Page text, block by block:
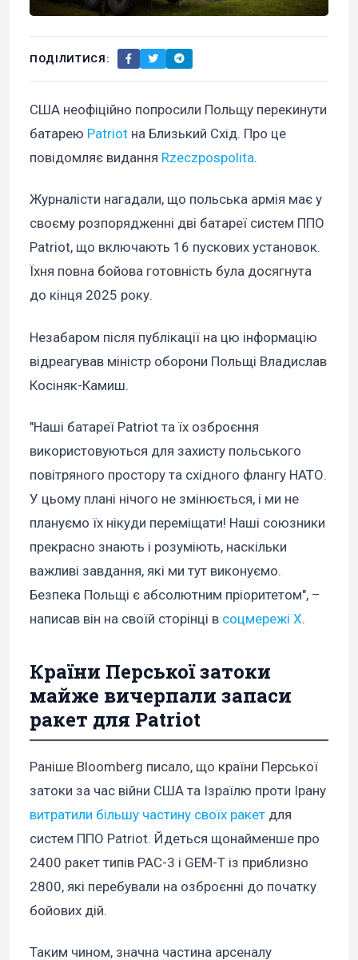
ПОДІЛИТИСЯ:
США неофіційно попросили Польщу перекинути
батарею Patriot на Близький Схід. Про це
повідомляє видання Rzeczpospolita.
Журналісти нагадали, що польська армія має у
своєму розпорядженні дві батареї систем ППО
Patriot, що включають 16 пускових установок.
Їхня повна бойова готовність була досягнута
до кінця 2025 року.
Незабаром після публікації на цю інформацію
відреагував міністр оборони Польщі Владислав
Косіняк-Камиш.
"Наші батареї Patriot та їх озброєння
використовуються для захисту польського
повітряного простору та східного флангу НАТО.
У цьому плані нічого не змінюється, і ми не
плануємо їх нікуди переміщати! Наші союзники
прекрасно знають і розуміють, наскільки
важливі завдання, які ми тут виконуємо.
Безпека Польщі є абсолютним пріоритетом", –
написав він на своїй сторінці в соцмережі X.
Країни Перської затоки
майже вичерпали запаси
ракет для Patriot
Раніше Bloomberg писало, що країни Перської
затоки за час війни США та Ізраїлю проти Ірану
витратили більшу частину своїх ракет для
систем ППО Patriot. Йдеться щонайменше про
2400 ракет типів PAC-3 і GEM-T із приблизно
2800, які перебували на озброєнні до початку
бойових дій.
Таким чином, значна частина арсеналу